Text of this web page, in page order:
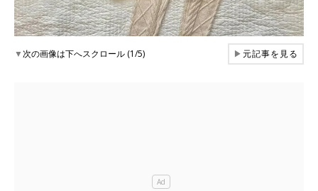
▼次の画像は下へスクロール (1/5) ▶元記事を見る